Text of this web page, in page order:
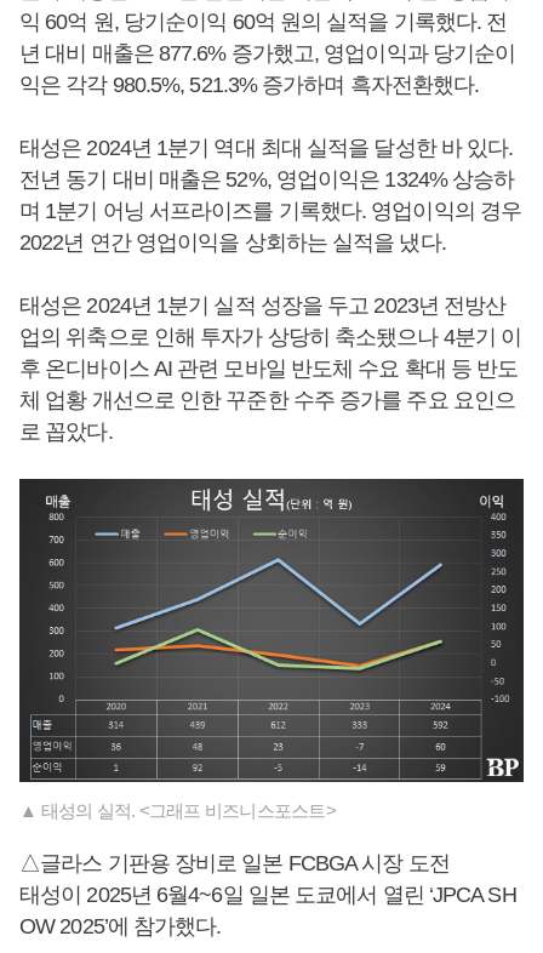
익 60억 원, 당기순이익 60억 원의 실적을 기록했다. 전
년 대비 매출은 877.6% 증가했고, 영업이익과 당기순이
익은 각각 980.5%, 521.3% 증가하며 흑자전환했다.
태성은 2024년 1분기 역대 최대 실적을 달성한 바 있다.
전년 동기 대비 매출은 52%, 영업이익은 1324% 상승하
며 1분기 어닝 서프라이즈를 기록했다. 영업이익의 경우
2022년 연간 영업이익을 상회하는 실적을 냈다.
태성은 2024년 1분기 실적 성장을 두고 2023년 전방산
업의 위축으로 인해 투자가 상당히 축소됐으나 4분기 이
후 온디바이스 AI 관련 모바일 반도체 수요 확대 등 반도
체 업황 개선으로 인한 꾸준한 수주 증가를 주요 요인으
로 꼽았다.
▲ 태성의 실적. <그래프 비즈니스포스트>
△글라스 기판용 장비로 일본 FCBGA 시장 도전
태성이 2025년 6월4~6일 일본 도쿄에서 열린 ‘JPCA SH
OW 2025’에 참가했다.